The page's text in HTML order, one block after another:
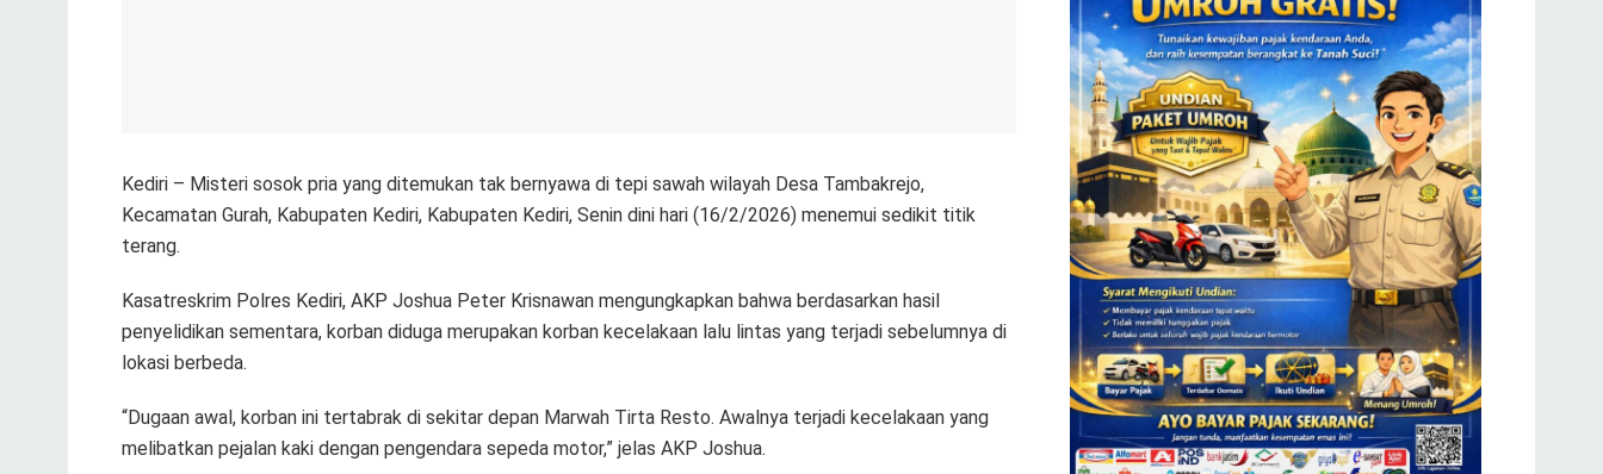
Kediri – Misteri sosok pria yang ditemukan tak bernyawa di tepi sawah wilayah Desa Tambakrejo,
Kecamatan Gurah, Kabupaten Kediri, Kabupaten Kediri, Senin dini hari (16/2/2026) menemui sedikit titik
terang.
Kasatreskrim Polres Kediri, AKP Joshua Peter Krisnawan mengungkapkan bahwa berdasarkan hasil
penyelidikan sementara, korban diduga merupakan korban kecelakaan lalu lintas yang terjadi sebelumnya di
lokasi berbeda.
“Dugaan awal, korban ini tertabrak di sekitar depan Marwah Tirta Resto. Awalnya terjadi kecelakaan yang
melibatkan pejalan kaki dengan pengendara sepeda motor,” jelas AKP Joshua.